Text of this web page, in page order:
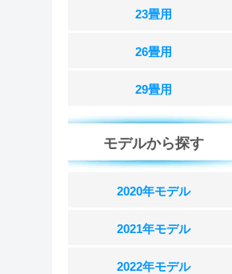
23畳用
26畳用
29畳用
モデルから探す
2020年モデル
2021年モデル
2022年モデル